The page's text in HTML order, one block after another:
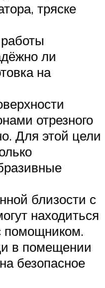
тряске
ли
на
отрезного
Для этой цели
близости с
находиться
помощником.
в помещении
безопасное